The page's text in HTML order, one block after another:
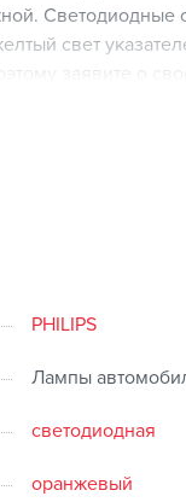
свет
заявите о
PHILIPS
Лампы
светодиодная
оранжевый